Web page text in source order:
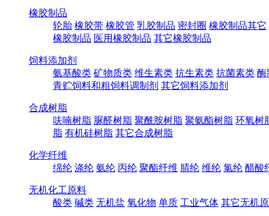
橡胶制品
轮胎 橡胶带 橡胶管 乳胶制品 密封圈 橡胶制品其它
橡胶制品 医用橡胶制品 其它橡胶制品
饲料添加剂
氨基酸类 矿物质类 维生素类 抗生素类 抗菌素类 酶
青贮饲料和粗饲料调制剂 其它饲料添加剂
合成树脂
呋喃树脂 脲醛树脂 聚酰胺树脂 聚氨酯树脂 环氧树
脂 有机硅树脂 其它合成树脂
化学纤维
绵纶 涤纶 氨纶 丙纶 聚酯纤维 腈纶 维纶 氯纶 醋酸
无机化工原料
酸类 碱类 无机盐 氧化物 单质 工业气体 其它无机